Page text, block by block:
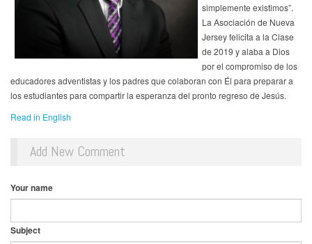
simplemente existimos”.
La Asociación de Nueva
Jersey felicita a la Clase
de 2019 y alaba a Dios
por el compromiso de los
educadores adventistas y los padres que colaboran con Él para preparar a
los estudiantes para compartir la esperanza del pronto regreso de Jesús.
Read in English
Add New Comment
Your name
Subject